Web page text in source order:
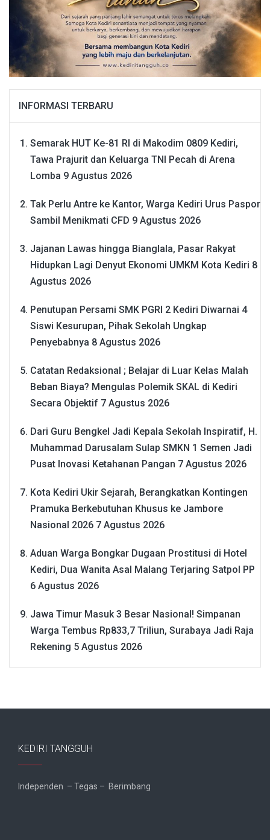
INFORMASI TERBARU
Semarak HUT Ke-81 RI di Makodim 0809 Kediri,
Tawa Prajurit dan Keluarga TNI Pecah di Arena
Lomba 9 Agustus 2026
Tak Perlu Antre ke Kantor, Warga Kediri Urus Paspor
Sambil Menikmati CFD 9 Agustus 2026
Jajanan Lawas hingga Bianglala, Pasar Rakyat
Hidupkan Lagi Denyut Ekonomi UMKM Kota Kediri 8
Agustus 2026
Penutupan Persami SMK PGRI 2 Kediri Diwarnai 4
Siswi Kesurupan, Pihak Sekolah Ungkap
Penyebabnya 8 Agustus 2026
Catatan Redaksional ; Belajar di Luar Kelas Malah
Beban Biaya? Mengulas Polemik SKAL di Kediri
Secara Objektif 7 Agustus 2026
Dari Guru Bengkel Jadi Kepala Sekolah Inspiratif, H.
Muhammad Darusalam Sulap SMKN 1 Semen Jadi
Pusat Inovasi Ketahanan Pangan 7 Agustus 2026
Kota Kediri Ukir Sejarah, Berangkatkan Kontingen
Pramuka Berkebutuhan Khusus ke Jambore
Nasional 2026 7 Agustus 2026
Aduan Warga Bongkar Dugaan Prostitusi di Hotel
Kediri, Dua Wanita Asal Malang Terjaring Satpol PP
6 Agustus 2026
Jawa Timur Masuk 3 Besar Nasional! Simpanan
Warga Tembus Rp833,7 Triliun, Surabaya Jadi Raja
Rekening 5 Agustus 2026
KEDIRI TANGGUH
Independen – Tegas – Berimbang